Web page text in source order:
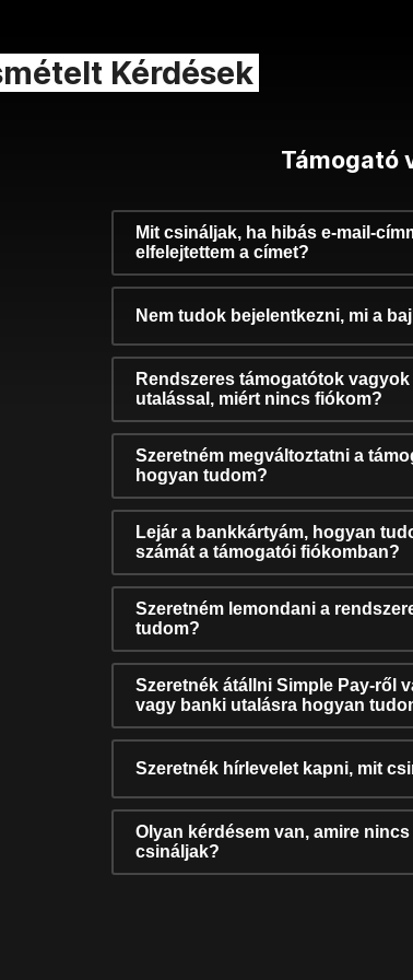
Kérdések
Támogató
Mit csináljak, ha hibás e-mail-
elfelejtettem a címet?
Nem tudok bejelentkezni, mi a
Rendszeres támogatótok vagyok
utalással, miért nincs fiókom?
Szeretném megváltoztatni a
hogyan tudom?
Lejár a bankkártyám, hogyan
számát a támogatói fiókomban?
Szeretném lemondani a
tudom?
Szeretnék átállni Simple Pay-ről
vagy banki utalásra hogyan
Szeretnék hírlevelet kapni, mit
Olyan kérdésem van, amire
csináljak?